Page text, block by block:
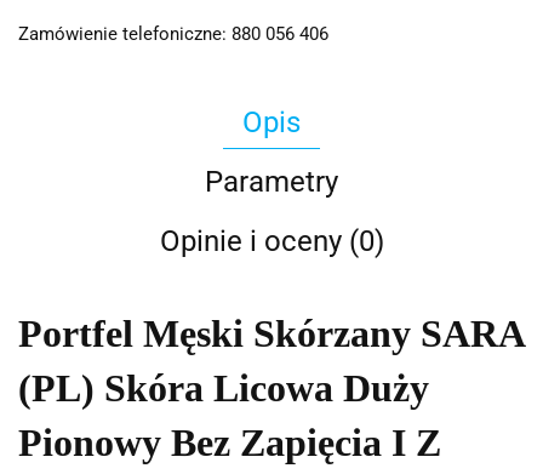
Zamówienie telefoniczne: 880 056 406
Opis
Parametry
Opinie i oceny (0)
Portfel Męski Skórzany SARA
(PL) Skóra Licowa Duży
Pionowy Bez Zapięcia I Z